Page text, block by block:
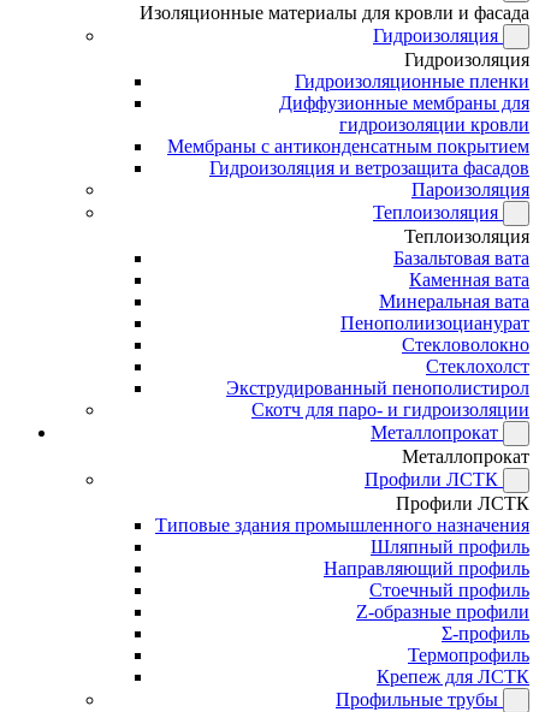
Изоляционные материалы для кровли и фасада
Гидроизоляция
Гидроизоляция
Гидроизоляционные пленки
Диффузионные мембраны для
гидроизоляции кровли
Мембраны с антиконденсатным покрытием
Гидроизоляция и ветрозащита фасадов
Пароизоляция
Теплоизоляция
Теплоизоляция
Базальтовая вата
Каменная вата
Минеральная вата
Пенополиизоцианурат
Стекловолокно
Стеклохолст
Экструдированный пенополистирол
Скотч для паро- и гидроизоляции
Металлопрокат
Металлопрокат
Профили ЛСТК
Профили ЛСТК
Типовые здания промышленного назначения
Шляпный профиль
Направляющий профиль
Стоечный профиль
Z-образные профили
Σ-профиль
Термопрофиль
Крепеж для ЛСТК
Профильные трубы